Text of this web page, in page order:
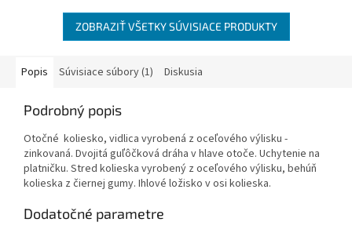
ZOBRAZIŤ VŠETKY SÚVISIACE PRODUKTY
Popis Súvisiace súbory (1) Diskusia
Podrobný popis
Otočné koliesko, vidlica vyrobená z oceľového výlisku -
zinkovaná. Dvojitá guľôčková dráha v hlave otoče. Uchytenie na
platničku. Stred kolieska vyrobený z oceľového výlisku, behúň
kolieska z čiernej gumy. Ihlové ložisko v osi kolieska.
Dodatočné parametre